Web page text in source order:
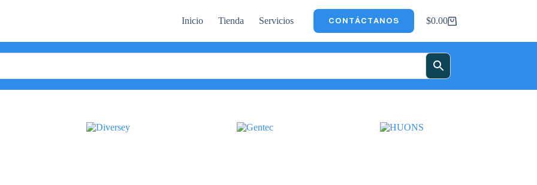
Inicio Tienda Servicios CONTÁCTANOS
Carro
$0.00